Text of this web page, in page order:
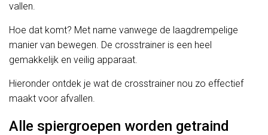
vallen.
Hoe dat komt? Met name vanwege de laagdrempelige
manier van bewegen. De crosstrainer is een heel
gemakkelijk en veilig apparaat.
Hieronder ontdek je wat de crosstrainer nou zo effectief
maakt voor afvallen.
Alle spiergroepen worden getraind